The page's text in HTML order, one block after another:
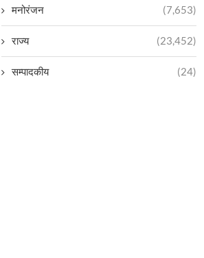
मनोरंजन (7,653)
राज्य (23,452)
सम्पादकीय (24)